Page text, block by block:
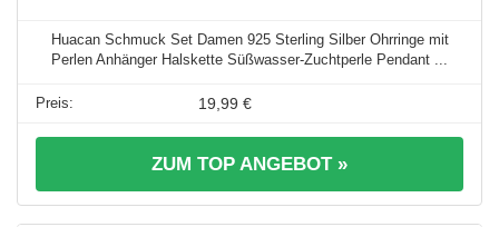
Huacan Schmuck Set Damen 925 Sterling Silber Ohrringe mit
Perlen Anhänger Halskette Süßwasser-Zuchtperle Pendant ...
19,99 €
ZUM TOP ANGEBOT »